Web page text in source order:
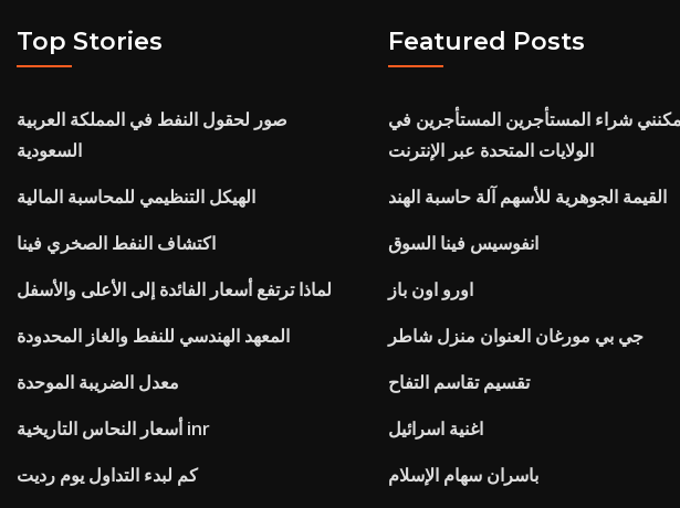
Top Stories
صور لحقول النفط في المملكة العربية
السعودية
الهيكل التنظيمي للمحاسبة المالية
اكتشاف النفط الصخري فينا
لماذا ترتفع أسعار الفائدة إلى الأعلى والأسفل
المعهد الهندسي للنفط والغاز المحدودة
معدل الضريبة الموحدة
أسعار النحاس التاريخية inr
كم لبدء التداول يوم رديت
Featured Posts
شراء المستأجرين المستأجرين في
الولايات المتحدة عبر الإنترنت
القيمة الجوهرية للأسهم آلة حاسبة الهند
انفوسيس فينا السوق
اورو اون باز
جي بي مورغان العنوان منزل شاطر
تقسيم تقاسم التفاح
اغنية اسرائيل
باسران سهام الإسلام